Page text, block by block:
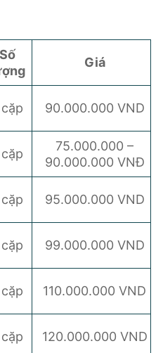
Số
Giá
cặp 90.000.000 VND
cặp
75.000.000 –
90.000.000 VNĐ
cặp 95.000.000 VND
cặp 99.000.000 VND
cặp 110.000.000 VND
cặp 120.000.000 VND